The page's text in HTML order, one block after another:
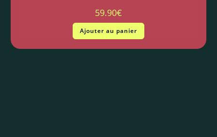
59.90€
Ajouter au panier